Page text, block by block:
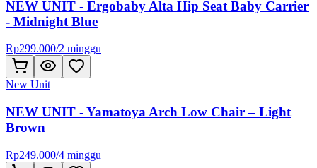
NEW UNIT - Ergobaby Alta Hip Seat Baby Carrier
- Midnight Blue
Rp299.000/2 minggu
New Unit
NEW UNIT - Yamatoya Arch Low Chair – Light
Brown
Rp249.000/4 minggu